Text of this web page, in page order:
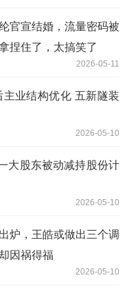
官宣结婚，流量密码被
捏住了，太搞笑了
2026-05-11
业结构优化 五新隧装
2026-05-10
大股东被动减持股份计
2026-05-10
炉，王皓或做出三个调
因祸得福
2026-05-10